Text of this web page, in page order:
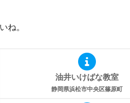
ね。
油井いけばな教室
静岡県浜松市中央区篠原町